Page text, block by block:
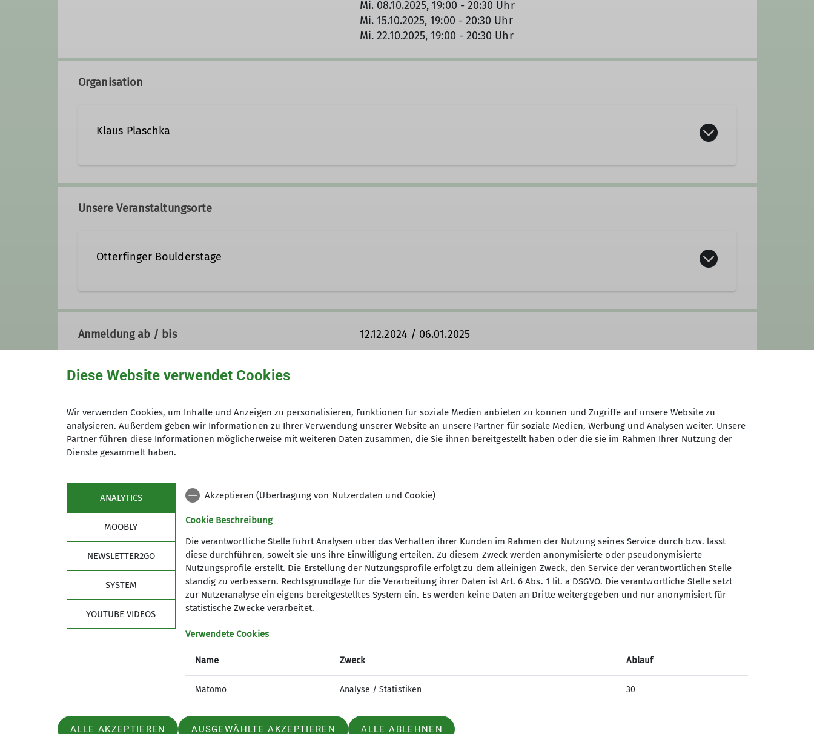
Mi. 08.10.2025, 19:00 - 20:30 Uhr
Mi. 15.10.2025, 19:00 - 20:30 Uhr
Mi. 22.10.2025, 19:00 - 20:30 Uhr
Organisation
Klaus Plaschka
Trainer*in C Sportklettern Breitensport
Unsere Veranstaltungsorte
Otterfinger Boulderstage
Details
Anmeldung ab / bis 12.12.2024 / 06.01.2025
Preis
Maximale Teilnehmeranzahl 8
Unsere Gamshütte
Kletterzentrum Obb. Süd Bad Tölz
Unsere Sektion
Unser Programm
Mitgliedsdaten ändern
Satzung
Sektion Otterfing des
Deutschen Alpenvereins e.V.
Nordsiedlung 12
Diese Website verwendet Cookies
Wir verwenden Cookies, um Inhalte und Anzeigen zu personalisieren, Funktionen für soziale Medien anbieten zu können und Zugriffe auf unsere Website zu
analysieren. Außerdem geben wir Informationen zu Ihrer Verwendung unserer Website an unsere Partner für soziale Medien, Werbung und Analysen weiter. Unsere
Partner führen diese Informationen möglicherweise mit weiteren Daten zusammen, die Sie ihnen bereitgestellt haben oder die sie im Rahmen Ihrer Nutzung der
Dienste gesammelt haben.
ANALYTICS
MOOBLY
NEWSLETTER2GO
SYSTEM
YOUTUBE VIDEOS
Akzeptieren (Übertragung von Nutzerdaten und Cookie)
Cookie Beschreibung
Die verantwortliche Stelle führt Analysen über das Verhalten ihrer Kunden im Rahmen der Nutzung seines Service durch bzw. lässt
diese durchführen, soweit sie uns ihre Einwilligung erteilen. Zu diesem Zweck werden anonymisierte oder pseudonymisierte
Nutzungsprofile erstellt. Die Erstellung der Nutzungsprofile erfolgt zu dem alleinigen Zweck, den Service der verantwortlichen Stelle
ständig zu verbessern. Rechtsgrundlage für die Verarbeitung ihrer Daten ist Art. 6 Abs. 1 lit. a DSGVO. Die verantwortliche Stelle setzt
zur Nutzeranalyse ein eigens bereitgestelltes System ein. Es werden keine Daten an Dritte weitergegeben und nur anonymisiert für
statistische Zwecke verarbeitet.
Verwendete Cookies
Name Zweck Ablauf
Matomo Analyse / Statistiken 30
ALLE AKZEPTIEREN AUSGEWÄHLTE AKZEPTIEREN ALLE ABLEHNEN